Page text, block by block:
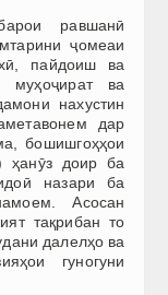
равшанӣ
ҷомеаи
пайдоиш ва
муҳоҷират ва
нахустин
дар
бошишгоҳҳои
ҳанӯз доир ба
назари ба
Асосан
тақрибан то
далелҳо ва
гуногуни